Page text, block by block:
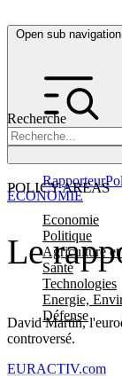
Open sub navigation
Recherche
POLICY AREAS
Economie
Politique
Agriculture
Santé
Technologies
Energie,
Défense
Rapporteur
Le
David Martin,
controversé.
ÉCONOMIE
EURACTIV.com